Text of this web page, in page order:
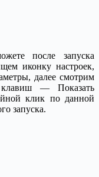
после запуска
иконку настроек,
далее смотрим
— Показать
клик по данной
запуска.